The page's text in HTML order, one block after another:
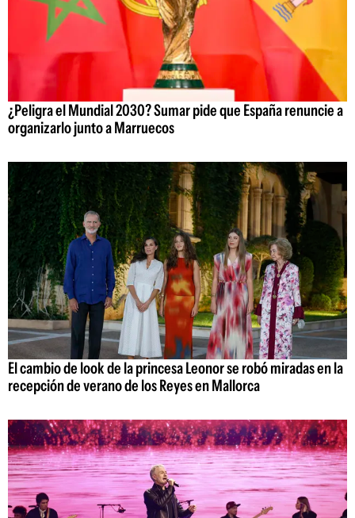
¿Peligra el Mundial 2030? Sumar pide que España renuncie a
organizarlo junto a Marruecos
El cambio de look de la princesa Leonor se robó miradas en la
recepción de verano de los Reyes en Mallorca